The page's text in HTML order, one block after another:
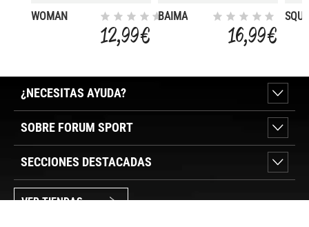
WOMAN
12,99 €
BAIMA
16,99 €
¿NECESITAS AYUDA?
SOBRE FORUM SPORT
SECCIONES DESTACADAS
VER TIENDAS